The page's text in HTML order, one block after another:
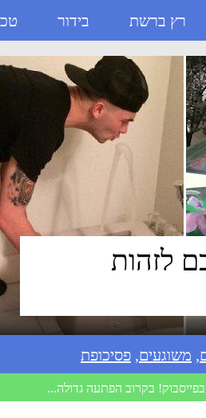
רץ ברשת בידור
לזהות
, משוגעים, פסיכופת
בקרוב הפתעה גדולה...